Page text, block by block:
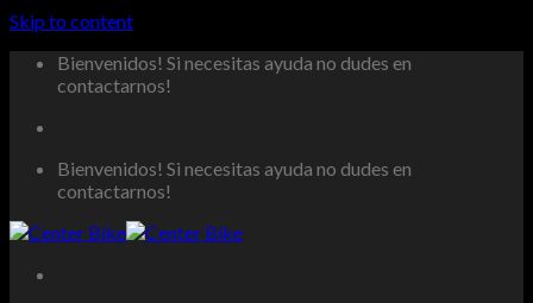
Skip to content
Bienvenidos! Si necesitas ayuda no dudes en
contactarnos!
Bienvenidos! Si necesitas ayuda no dudes en
contactarnos!